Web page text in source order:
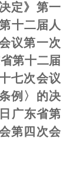
定》第一
十二届人
议第一次
第十二届
七次会议
例〉的决
广东省第
第四次会